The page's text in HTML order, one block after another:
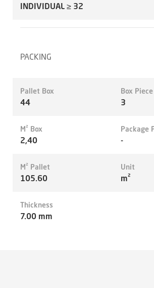
INDIVIDUAL ≥ 32
PACKING
Pallet Box
44
Box Piece
3
M² Box
2,40
Package
-
M² Pallet
105.60
Unit
m²
Thickness
7.00 mm